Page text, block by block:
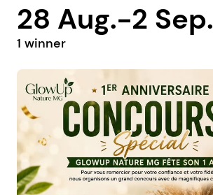
28 Aug.-2 Sep.
1 winner
@andrea.vm93